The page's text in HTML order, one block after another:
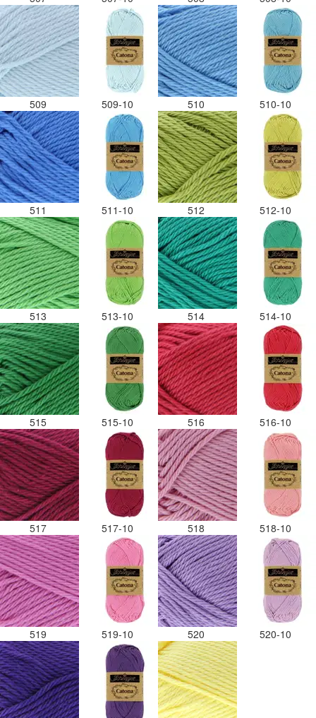
509 509-10 510 510-10
511 511-10 512 512-10
513 513-10 514 514-10
515 515-10 516 516-10
517 517-10 518 518-10
519 519-10 520 520-10